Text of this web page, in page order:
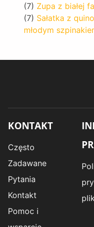
(7) Zupa z białej
(7) Sałatka z
młodym
KONTAKT
Często
Zadawane
Pytania
Kontakt
Pomoc i